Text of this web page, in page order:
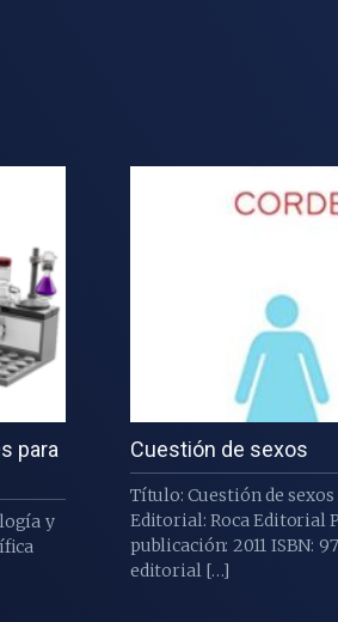
para
y
Cuestión de sexos
Título: Cuestión de
Editorial: Roca Editorial
publicación: 2011 ISBN:
editorial […]